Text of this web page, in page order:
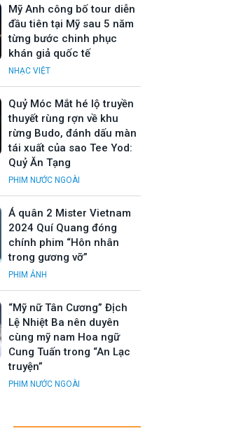
Mỹ Anh công bố tour diễn
đầu tiên tại Mỹ sau 5 năm
từng bước chinh phục
khán giả quốc tế
NHẠC VIỆT
Quỷ Móc Mắt hé lộ truyền
thuyết rùng rợn về khu
rừng Budo, đánh dấu màn
tái xuất của sao Tee Yod:
Quỷ Ăn Tạng
PHIM NƯỚC NGOÀI
Á quân 2 Mister Vietnam
2024 Quí Quang đóng
chính phim “Hôn nhân
trong gương vỡ”
PHIM ẢNH
“Mỹ nữ Tân Cương” Địch
Lệ Nhiệt Ba nên duyên
cùng mỹ nam Hoa ngữ
Cung Tuấn trong “An Lạc
truyện”
PHIM NƯỚC NGOÀI